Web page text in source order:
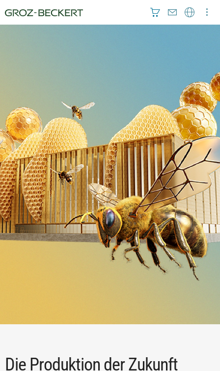
Die Produktion der Zukunft